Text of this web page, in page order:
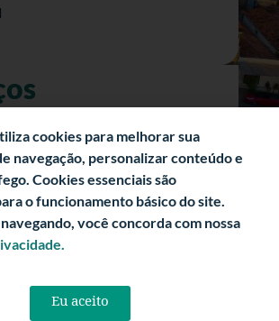
a Informação)
Fiscal
Turísticas
cookies para melhorar sua
navegação, personalizar conteúdo e
Cookies essenciais são
o funcionamento básico do site.
você concorda com nossa
Eu aceito